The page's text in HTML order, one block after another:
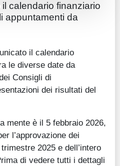
calendario finanziario
appuntamenti da
il calendario
le diverse date da
Consigli di
dei risultati del
mente è il 5 febbraio 2026,
l’approvazione dei
2025 e dell’intero
di vedere tutti i dettagli